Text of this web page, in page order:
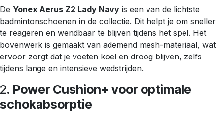
De Yonex Aerus Z2 Lady Navy is een van de lichtste
badmintonschoenen in de collectie. Dit helpt je om sneller
te reageren en wendbaar te blijven tijdens het spel. Het
bovenwerk is gemaakt van ademend mesh-materiaal, wat
ervoor zorgt dat je voeten koel en droog blijven, zelfs
tijdens lange en intensieve wedstrijden.
2. Power Cushion+ voor optimale
schokabsorptie